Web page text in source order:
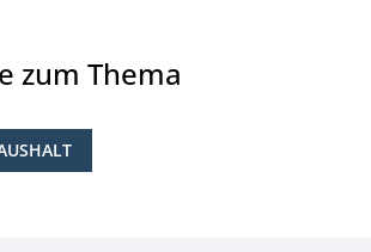
zum Thema